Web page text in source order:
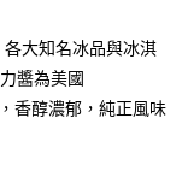
方式。 讓您購物簡單
大知名冰品與冰淇
醬為美國
香醇濃郁，純正風味